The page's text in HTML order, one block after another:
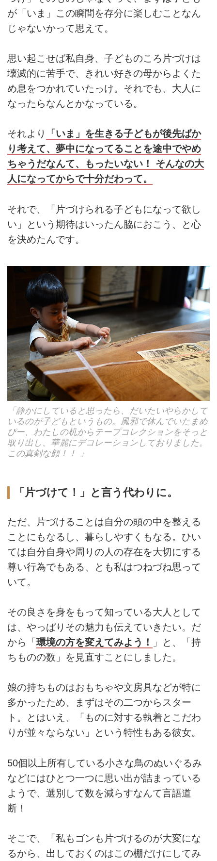
が「いま」この瞬間を存分に楽しむことなん
じゃないかって思えて。
思い起こせば私自身、子どものころ片づけは
壊滅的に苦手で、きれい好きの母からよくた
め息をつかれていたっけ。それでも、大人に
なったらなんとかなっている。
それより
「いま」を生きる子どもが後先ばか
り考えて、夢中になってることを途中でやめ
ちゃうだなんて、もったいない！ そんなの大
人になってからで十分だわって。
それで、「片づけられる子どもになって欲し
い」という期待はいったん脇におこう、と心
を決めたんです。
「静かにしていると思ったら、だいたいやらかして
いるのが子どもというもの。風邪で休んでいたまめ
ぴー、わたしの机からテープコレクションをそっと
取り出し、華麗にデコレーションしておりました。
この真剣な顔！！ 」
「片づけて！」と言う代わりに。
ただ、片づけることは自分の頭の中を整える
ことにもなるし、暮らしやすくもなる。ひい
ては自分自身や周りの人の存在を大切にする
尊い行為でもある、とも私はつねづね思って
いて。
その良さを身をもって知っている大人として
は、やっぱりその魅力も伝えていきたい。だ
から「 環境の方を変えてみよう！
」と、「持
ちものの数」を見直すことにしました。
娘の持ちものはおもちゃや文房具などが特に
多かったため、まずはその二つからスター
ト。とはいえ、「ものに対する執着とこだわ
りが並々ならない」という特性もある彼女。
50個以上所有している小さな鳥のぬいぐるみ
などにはひとつ一つに思い出が詰まっている
ようで、選別して数を減らすなんて言語道
断！
そこで、「私もゴンも片づけるのが大変にな
るから、出しておくのはこの棚だけにしてみ